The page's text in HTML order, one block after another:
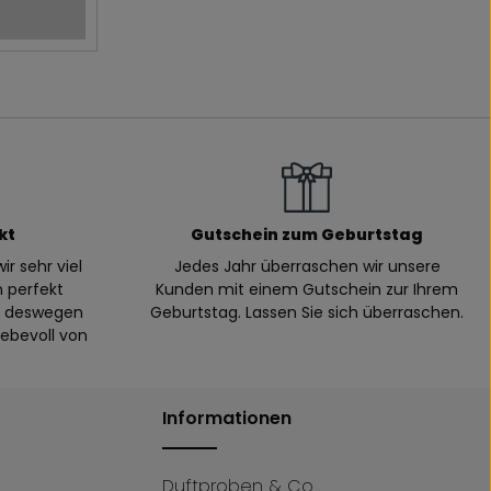
sehr viel
perfekt
von
Gutschein zum Geburtstag
Jedes Jahr überraschen wir unsere
Kunden mit einem Gutschein zur Ihrem
Geburtstag. Lassen Sie sich überraschen.
Informationen